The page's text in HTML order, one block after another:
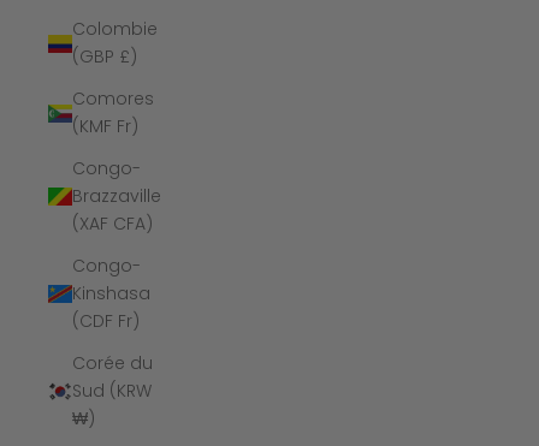
Colombie
(GBP £)
Comores
(KMF Fr)
Congo-
Brazzaville
(XAF CFA)
Congo-
Kinshasa
(CDF Fr)
Corée du
Sud (KRW
₩)